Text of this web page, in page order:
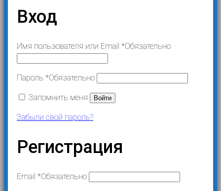
Вход
Имя пользователя или Email *Обязательно
Пароль *Обязательно
Запомнить меня Войти
Забыли свой пароль?
Регистрация
Email *Обязательно